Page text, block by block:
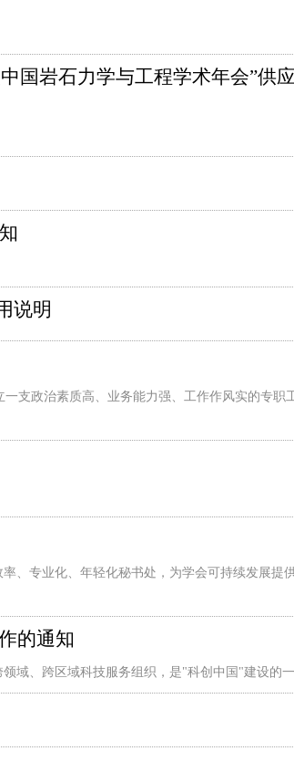
国岩石力学与工程学术年会”供
说明
支政治素质高、业务能力强、工作作风实的专职
、专业化、年轻化秘书处，为学会可持续发展提
的通知
域、跨区域科技服务组织，是"科创中国"建设的一